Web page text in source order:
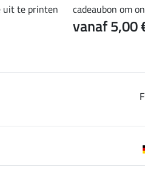
uit te printen
cadeaubon om
vanaf 5,00